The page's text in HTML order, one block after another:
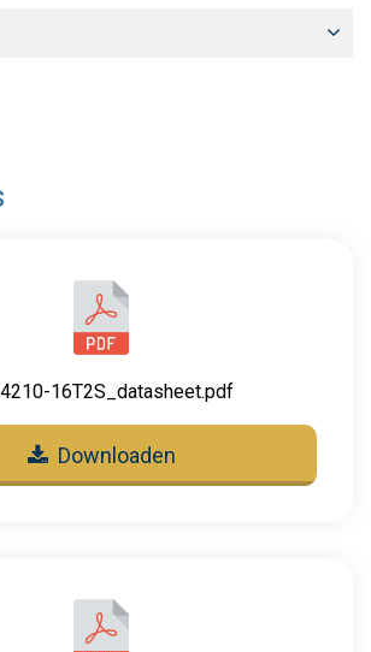
16T2S_datasheet.pdf
Downloaden